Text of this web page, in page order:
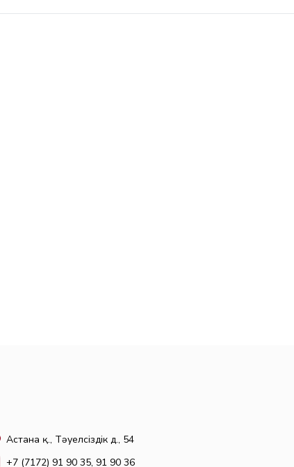
Астана қ., Тәуелсіздік д., 54
+7 (7172) 91 90 35, 91 90 36